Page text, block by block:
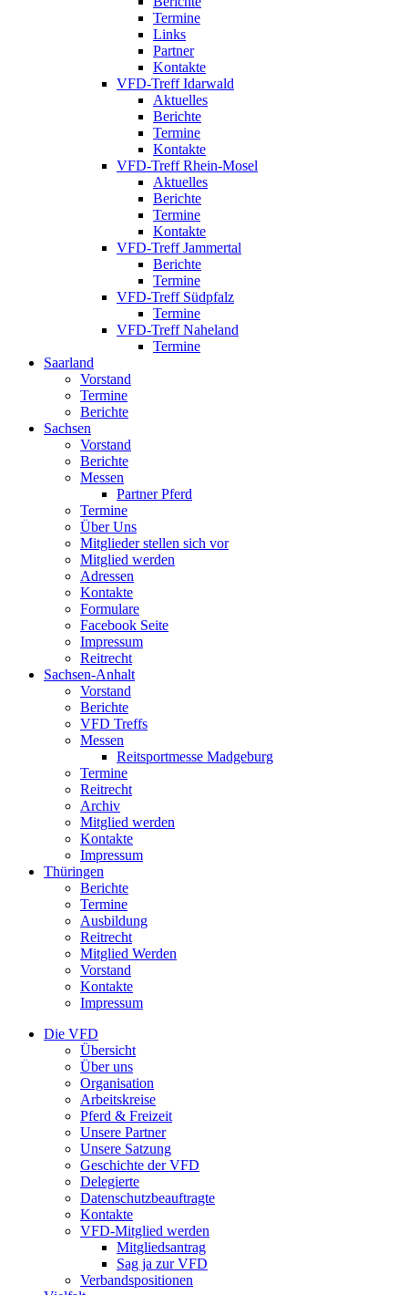
Termine
Links
Partner
Kontakte
VFD-Treff Idarwald
Aktuelles
Berichte
Termine
Kontakte
VFD-Treff Rhein-Mosel
Aktuelles
Berichte
Termine
Kontakte
VFD-Treff Jammertal
Berichte
Termine
VFD-Treff Südpfalz
Termine
VFD-Treff Naheland
Termine
Saarland
Vorstand
Termine
Berichte
Sachsen
Vorstand
Berichte
Messen
Partner Pferd
Termine
Über Uns
Mitglieder stellen sich vor
Mitglied werden
Adressen
Kontakte
Formulare
Facebook Seite
Impressum
Reitrecht
Sachsen-Anhalt
Vorstand
Berichte
VFD Treffs
Messen
Reitsportmesse Madgeburg
Termine
Reitrecht
Archiv
Mitglied werden
Kontakte
Impressum
Thüringen
Berichte
Termine
Ausbildung
Reitrecht
Mitglied Werden
Vorstand
Kontakte
Impressum
Die VFD
Übersicht
Über uns
Organisation
Arbeitskreise
Pferd & Freizeit
Unsere Partner
Unsere Satzung
Geschichte der VFD
Delegierte
Datenschutzbeauftragte
Kontakte
VFD-Mitglied werden
Mitgliedsantrag
Sag ja zur VFD
Verbandspositionen